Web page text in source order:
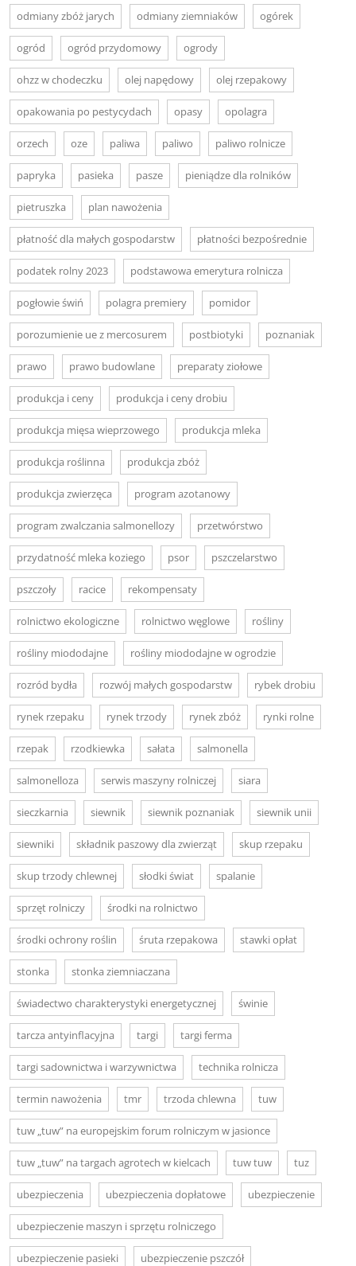
odmiany zbóż jarych odmiany ziemniaków ogórek
ogród ogród przydomowy ogrody
ohzz w chodeczku olej napędowy olej rzepakowy
opakowania po pestycydach opasy opolagra
orzech oze paliwa paliwo paliwo rolnicze
papryka pasieka pasze pieniądze dla rolników
pietruszka plan nawożenia
płatność dla małych gospodarstw płatności bezpośrednie
podatek rolny 2023 podstawowa emerytura rolnicza
pogłowie świń polagra premiery pomidor
porozumienie ue z mercosurem postbiotyki poznaniak
prawo prawo budowlane preparaty ziołowe
produkcja i ceny produkcja i ceny drobiu
produkcja mięsa wieprzowego produkcja mleka
produkcja roślinna produkcja zbóż
produkcja zwierzęca program azotanowy
program zwalczania salmonellozy przetwórstwo
przydatność mleka koziego psor pszczelarstwo
pszczoły racice rekompensaty
rolnictwo ekologiczne rolnictwo węglowe rośliny
rośliny miododajne rośliny miododajne w ogrodzie
rozród bydła rozwój małych gospodarstw rybek drobiu
rynek rzepaku rynek trzody rynek zbóż rynki rolne
rzepak rzodkiewka sałata salmonella
salmonelloza serwis maszyny rolniczej siara
sieczkarnia siewnik siewnik poznaniak siewnik unii
siewniki składnik paszowy dla zwierząt skup rzepaku
skup trzody chlewnej słodki świat spalanie
sprzęt rolniczy środki na rolnictwo
środki ochrony roślin śruta rzepakowa stawki opłat
stonka stonka ziemniaczana
świadectwo charakterystyki energetycznej świnie
tarcza antyinflacyjna targi targi ferma
targi sadownictwa i warzywnictwa technika rolnicza
termin nawożenia tmr trzoda chlewna tuw
tuw „tuw” na europejskim forum rolniczym w jasionce
tuw „tuw” na targach agrotech w kielcach tuw tuw tuz
ubezpieczenia ubezpieczenia dopłatowe ubezpieczenie
ubezpieczenie maszyn i sprzętu rolniczego
ubezpieczenie pasieki ubezpieczenie pszczół